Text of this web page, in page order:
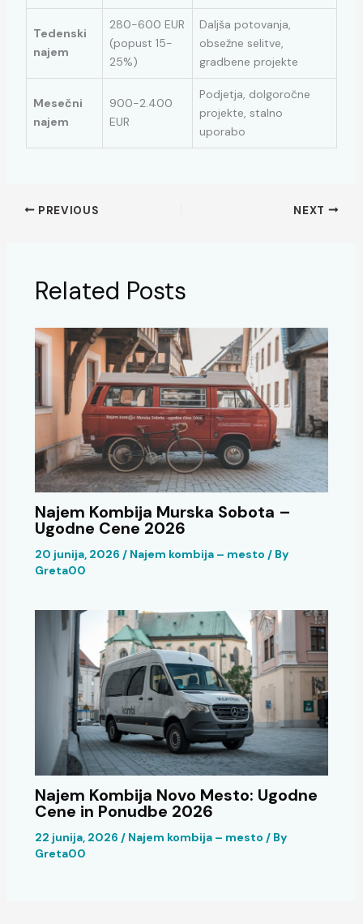
Tedenski
najem
280-600 EUR
(popust 15-
25%)
Daljša potovanja,
obsežne selitve,
gradbene projekte
Mesečni
najem
900-2.400
EUR
Podjetja, dolgoročne
projekte, stalno
uporabo
PREVIOUS NEXT
Related Posts
Najem Kombija Murska Sobota –
Ugodne Cene 2026
20 junija, 2026 / Najem kombija – mesto / By
Greta00
Najem Kombija Novo Mesto: Ugodne
Cene in Ponudbe 2026
22 junija, 2026 / Najem kombija – mesto / By
Greta00